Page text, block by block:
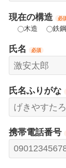
現在の構造 必
木造 鉄鋼
氏名 必須
氏名ふりがな
携帯電話番号